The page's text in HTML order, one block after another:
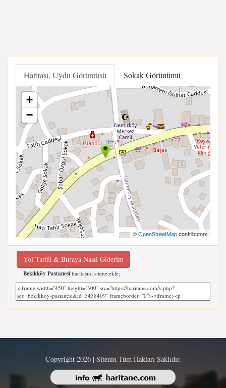
Haritası, Uydu Görüntüsü Sokak Görünümü
+
−
©OpenStreetMapcontributors
Yol Tarifi & Buraya Nasıl Giderim
Bekikköy Pastanesi haritasını sitene ekle;
Copyright 2026 | Sitenin Tüm Hakları Saklıdır.